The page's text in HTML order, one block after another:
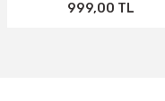
999,00 TL